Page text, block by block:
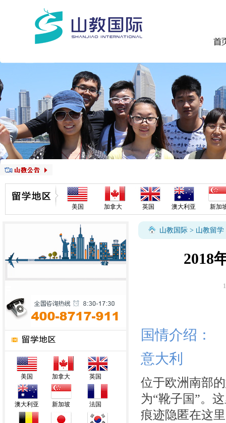
美国 加拿大 英国 澳大利亚 新加
美国 加拿大 英国
澳大利亚 新加坡 法国
山教国际 > 山教留学
2018
国情介绍：
意大利
位于欧洲南部
为“靴子国”。
痕迹隐匿在这